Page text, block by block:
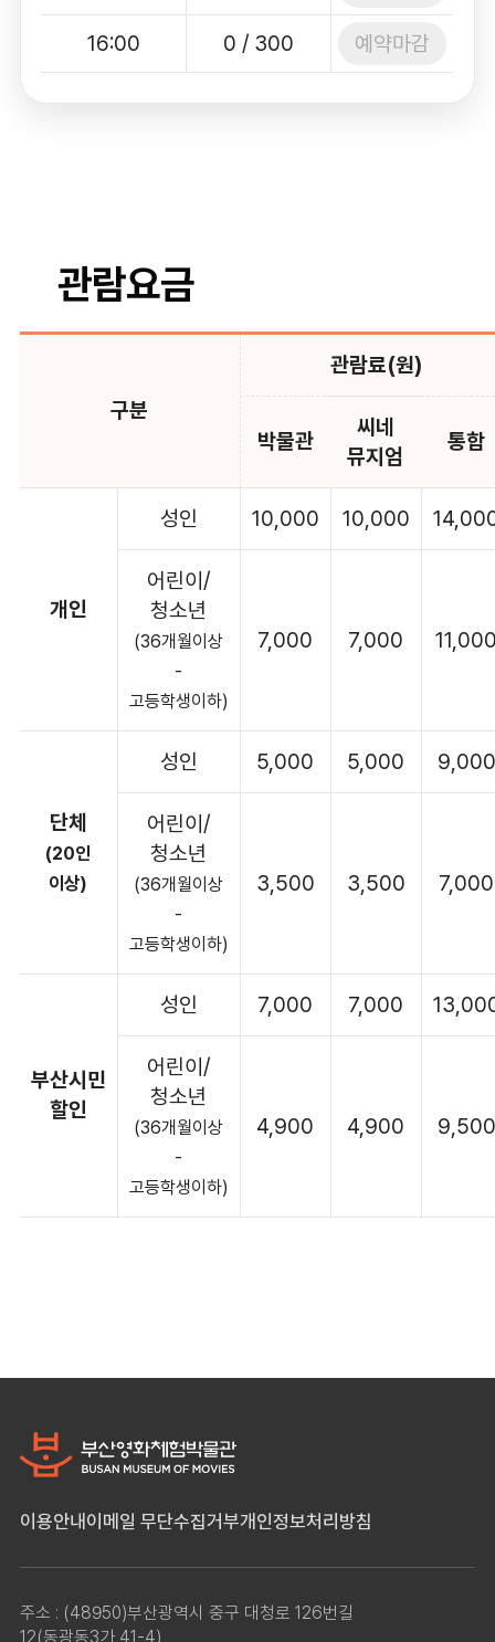
16:00 0 / 300 예약마감
관람요금
구분
관람료(원)
박물관
씨네
뮤지엄
통합
개인
성인 10,000 10,000
어린이/
청소년
(36개월이상
-
고등학생이하)
7,000 7,000
단체
(20인
이상)
성인 5,000 5,000 9,000
어린이/
청소년
(36개월이상
-
고등학생이하)
3,500 3,500 7,000
부산시민
할인
성인 7,000 7,000
어린이/
청소년
(36개월이상
-
고등학생이하)
4,900 4,900 9,500
이용안내 이메일 무단수집거부개인정보처리방침
주소 : (48950)부산광역시 중구 대청로 126번길
12(동광동3가 41-4)